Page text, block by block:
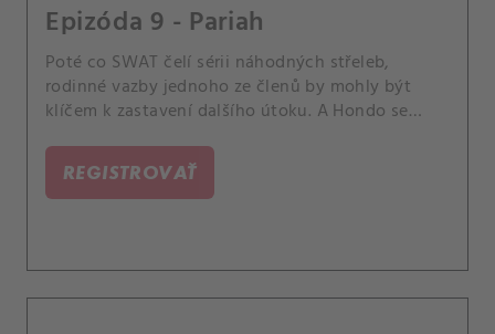
Epizóda 9 - Pariah
Poté co SWAT čelí sérii náhodných střeleb,
rodinné vazby jednoho ze členů by mohly být
klíčem k zastavení dalšího útoku. A Hondo se
pomáhá Lucovi v citlivé situaci.
REGISTROVAŤ